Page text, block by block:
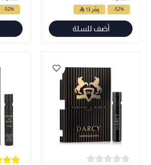
-52% وفّر 13
أضف للسلة
-52%